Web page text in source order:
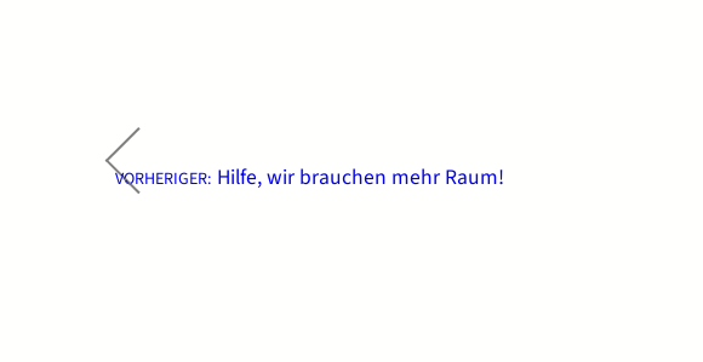
←
VORHERIGER: Hilfe, wir brauchen mehr Raum!